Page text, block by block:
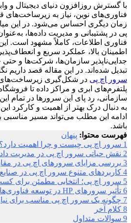
با گسترش روزافزون دنیای دیجیتال و
فناوری‌های نوین، نیاز به زیرساخت‌های
زمان دیگری احساس می‌شود. در این
پی در پشتیبانی و مدیریت داده‌ها،
فناوری اطلاعات، کاملاً مشهود است.
اطمینان بالا، عملکرد سریع و
جدایی‌ناپذیر سازمان‌ها، شرکت‌ها و حتی
تبدیل شده‌اند. در این مقاله قصد داریم
سرور اچ پی در شکل‌گیری زیرساخت‌های
پلتفرم‌های ابری و مراکز داده تا
سازمانی، رد پای این سرورها در تمام
به دنبال درک بهتر از اهمیت و کارکرد
ادامه این مطلب می‌تواند مسیر مناسبی
باشد.
فهرست محتوا: پنهان
1 سرور اچ پی چیست و چرا اهمیت دارد؟
2 نقش حیاتی سرور اچ پی در مدیریت
3 بررسی مزایای سرورهای اچ پی در
4 کاربردهای متنوع سرور اچ پی در
5 سرور اچ پی؛ انتخابی مطمئن برای
6 تأثیر سرورهای HP در توسعه فناوری‌های ابری و مجازی‌سازی
7 چگونه یک سرور اچ پی مناسب برای
8 کلام آخر
9 سوالات متداول